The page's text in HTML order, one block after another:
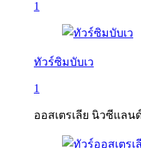
1
ทัวร์ซิมบับเว
1
ออสเตรเลีย นิวซีแลน